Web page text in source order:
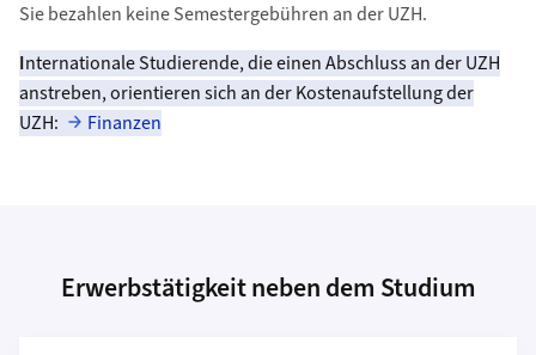
Sie bezahlen keine Semestergebühren an der UZH.
Internationale Studierende, die einen Abschluss an der UZH
anstreben, orientieren sich an der Kostenaufstellung der
UZH:
Finanzen
Erwerbstätigkeit neben dem Studium